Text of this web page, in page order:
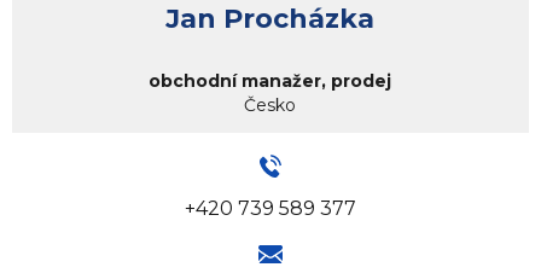
Jan Procházka
obchodní manažer, prodej
Česko
+420 739 589 377